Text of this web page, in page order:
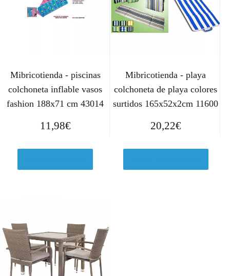
Mibricotienda - piscinas
colchoneta inflable vasos
fashion 188x71 cm 43014
11,98€
Mibricotienda - playa
colchoneta de playa colores
surtidos 165x52x2cm 11600
20,22€